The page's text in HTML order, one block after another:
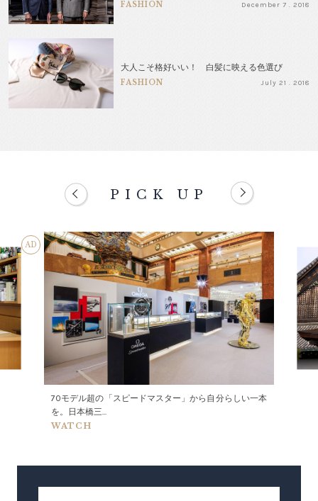
FASHION December 7 . 2018
大人こそ格好いい！ 白髪に映える色選び
FASHION July 21 . 2018
PICK UP
AD
70モデル超の「スピードマスター」から自分らしい一本
を。日本橋三...
WATCH